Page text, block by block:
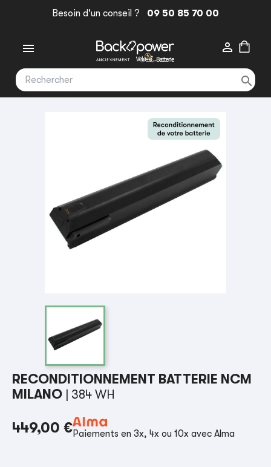
Besoin d'un conseil ? 09 50 85 70 00
 

RECONDITIONNEMENT BATTERIE NCM
MILANO
| 384 WH
449,00 €Paiements en 3x, 4x ou 10x avec Alma